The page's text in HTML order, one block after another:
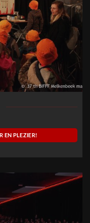
EN PLEZIER!